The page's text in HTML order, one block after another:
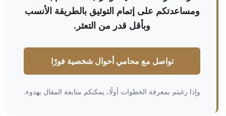
ومساعدتكم على إتمام التوثيق بالطريقة الأنسب
وبأقل قدر من التعثر.
تواصل مع محامي أحوال شخصية فورًا
وإذا رغبتم بمعرفة الخطوات أولًا، يمكنكم متابعة المقال بهدوء.